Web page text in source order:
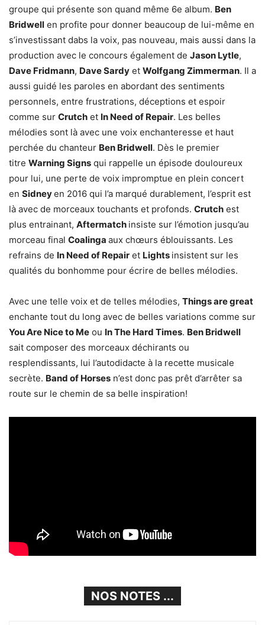
groupe qui présente son quand même 6e album. Ben
Bridwell en profite pour donner beaucoup de lui-même en
s’investissant dabs la voix, pas nouveau, mais aussi dans la
production avec le concours également de Jason Lytle,
Dave Fridmann, Dave Sardy et Wolfgang Zimmerman. Il a
aussi guidé les paroles en abordant des sentiments
personnels, entre frustrations, déceptions et espoir
comme sur Crutch et In Need of Repair. Les belles
mélodies sont là avec une voix enchanteresse et haut
perchée du chanteur Ben Bridwell. Dès le premier
titre Warning Signs qui rappelle un épisode douloureux
pour lui, une perte de voix impromptue en plein concert
en Sidneyen 2016 qui l’a marqué durablement, l’esprit est
là avec de morceaux touchants et profonds. Crutch est
plus entrainant, Aftermatch insiste sur l’émotion jusqu’au
morceau final Coalinga aux chœurs éblouissants. Les
refrains de In Need of Repair et Lights insistent sur les
qualités du bonhomme pour écrire de belles mélodies.
Avec une telle voix et de telles mélodies, Things are great
enchante tout du long avec de belles variations comme sur
You Are Nice to Me ou In The Hard Times. Ben Bridwell
sait composer des morceaux déchirants ou
resplendissants, lui l’autodidacte à la recette musicale
secrète. Band of Horses n’est donc pas prêt d’arrêter sa
route sur le chemin de sa belle inspiration!
NOS NOTES ...